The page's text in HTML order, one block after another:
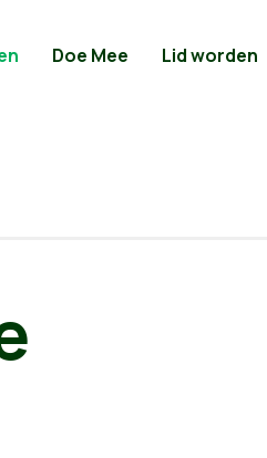
Doe Mee Lid worden